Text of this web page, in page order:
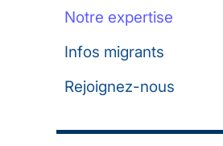
Notre expertise
Infos migrants
Rejoignez-nous